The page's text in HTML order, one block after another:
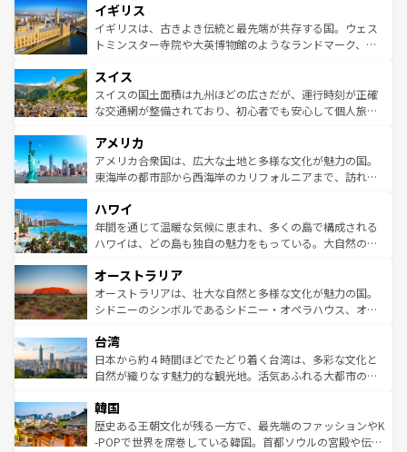
いる。シャンパンの発祥地であるランス、プロヴァンスの
香り高いラベンダー畑など、多彩な楽しみ方が可能だ。さ
らに、パリ以外の地域にも魅力が溢れており、どの街角に
れる地方に足を運ぶとそれぞれで全く異なる文化を体験で
きるだろう。 なお、新着のフランス情報はコンテンツ一覧
を参照してほしい。
顔を持つこの国は、どこを歩いても飽きることがない。ベ
ルリンの文化的活気、バイエルン州のアルプスの絶景、そ
してライン川沿いのワイン畑といった風景は必見。ビール
は、お酒好きな人にはぜひ体験してほしい。 なお、新着の
ドイツ情報はコンテンツ一覧を参照してほしい。
イギリス
イギリスは、古きよき伝統と最先端が共存する国。ウェス
トミンスター寺院や大英博物館のようなランドマーク、歴
リアごとに異なる魅力がある。また、優雅なアフタヌーン
ティー、ビール好きにはたまらない英国パブ、サッカー観
戦など、本場だからこそできる体験も豊富。イギリスを旅
ンツ一覧を参照してほしい。
スイス
スイスの国土面積は九州ほどの広さだが、運行時刻が正確
な交通網が整備されており、初心者でも安心して個人旅行
の建物がそのまま残る町や、スイスならではのユニークな
博物館もあり、アルプス観光だけでなく町歩きも満喫する
ことができる。国民の所得が高いため物価も高いが、旅行
ば市内交通費無料で観光を楽しむこともできる。 なお、新
着のスイス情報はコンテンツ一覧 を参照してほしい。
アメリカ
アメリカ合衆国は、広大な土地と多様な文化が魅力の国。
東海岸の都市部から西海岸のカリフォルニアまで、訪れる
のような巨大都市は、観光、ショッピング、エンターテイ
ンメントが詰まった刺激的なスポットだ。一方、アメリカ
西部には大自然が広がり、グランドキャニオンやイエロー
部のニューオーリンズでは、音楽と美食が融合した独特の
文化が魅力。旅行者はアメリカの各地域で異なる魅力を楽
しみながら、その多様性と豊かな歴史を感じることができ
ならではの贅沢な旅のスタイルだ。 なお、新着のアメリカ
情報はコンテンツ一覧を参照してほしい。
ハワイ
年間を通じて温暖な気候に恵まれ、多くの島で構成される
ハワイは、どの島も独自の魅力をもっている。大自然の神
ワイ島は見逃せない。また、定番の観光地といえばオアフ
島だが、静かな自然を求めるならマウイ島やカウアイ島が
おすすめ。エメラルドグリーンに輝く海をはじめ、豊かな
れるおもてなしの心で訪れる人々を迎えてくれるハワイの
人々、おいしいローカルフードやハワイアンミュージッ
ク、伝統的なフラダンスなど、すべてがハワイの魅力を彩
ワイを、存分に味わってほしい。 なお、新着のハワイ情報
はコンテンツ一覧を参照してほしい。
オーストラリア
オーストラリアは、壮大な自然と多様な文化が魅力の国。
シドニーのシンボルであるシドニー・オペラハウス、オー
リアリーフや大陸中央部にそびえるウルル（エアーズロッ
ク）、タスマニアの美しい原生林やケアンズの熱帯雨林な
ど、見どころがたくさん。また、カフェやワイン、オージ
いる。アクティビティも充実しており、サーフィンやダイ
ビング、ハイキングなど、アウトドア好きにはたまらな
い。オーストラリアの多彩な魅力を存分に味わいつくそ
台湾
日本から約４時間ほどでたどり着く台湾は、多彩な文化と
自然が織りなす魅力的な観光地。活気あふれる大都市の台
ン）、静ひつな山岳地帯である台湾東部など、都市の喧騒
と山間の静けさが共存しており、訪れる人に新しい発見と
驚きをもたらしてくれる。また、奥深い台湾の食文化も魅
韓国
歴史ある王朝文化が残る一方で、最先端のファッションやK
-POPで世界を席巻している韓国。首都ソウルの宮殿や伝統